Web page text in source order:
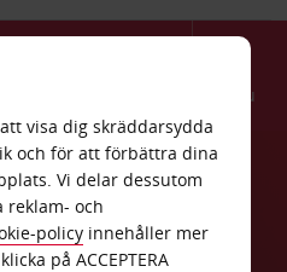
Menu
visa dig skräddarsydda
och för att förbättra dina
Vi delar dessutom
och
policy innehåller mer
på ACCEPTERA